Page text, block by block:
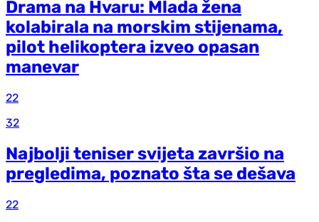
Drama na Hvaru: Mlada žena
kolabirala na morskim stijenama,
pilot helikoptera izveo opasan
manevar
22
32
Najbolji teniser svijeta završio na
pregledima, poznato šta se dešava
22